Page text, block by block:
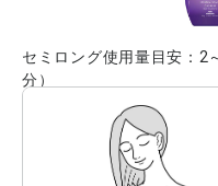
セミロング使用量目安：2
分）